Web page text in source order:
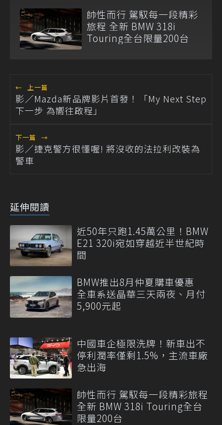
帥性而行 駕馭每一段精彩
旅程 全新 BMW 318i
Touring全台限量200台
← 上一篇
影／Mazda新品牌影片首發！「My Next Step
下一步 為嚮往啟程」
下一篇 →
影／捷克警方很懂喔! 將沒收的法拉利改裝為
警車
延伸閱讀
近50年只跑1.45萬公里！BMW
E21 320i宛如穿越近半世紀時
間
BMW推出8月仲夏購車優惠
全車系送晶華三天兩夜、月付
5,900元起
中國車企極限洗牌！新車出不
停利潤率僅剩1.5%，主流車廠
急出海
帥性而行 駕馭每一段精彩旅程
全新 BMW 318i Touring全台
限量200台